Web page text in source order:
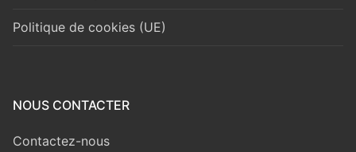
Politique de cookies (UE)
NOUS CONTACTER
Contactez-nous